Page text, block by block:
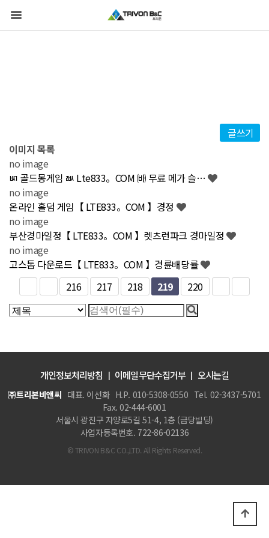
menu
글쓰기
전
체
1,672
건
이미지 목록
no image
ㅴ 골드몽게임 ㅫ Lte833。COM ㈓ 무료 메가 슬…
no image
온라인 홀덤 게임【 LTE833。COM 】경정
no image
부산경마일정【 LTE833。COM 】렛츠런파크 경마일정
no image
고스톱 다운로드【 LTE833。COM 】경륜배당률
216
217 218 219 220
개인정보처리방침 이메일무단수집거부 오시는길
㈜트리본비앤씨 대표. 이선화 H.P. 010-5308-0550 Tel. 02-3437-5701
Fax. 02-444-6001
서울시 광진구 자양로5길 51-4, 1층 (금당빌딩)
사업자등록번호. 722-86-02136
© TRIVON B&C CO.,LTD. All Rights Reserved.